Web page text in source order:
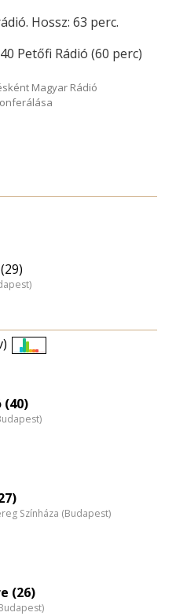
Hossz: 63 perc.
Petőfi Rádió (60 perc)
Magyar Rádió
nagyítása
(40)
Színháza (Budapest)
(26)